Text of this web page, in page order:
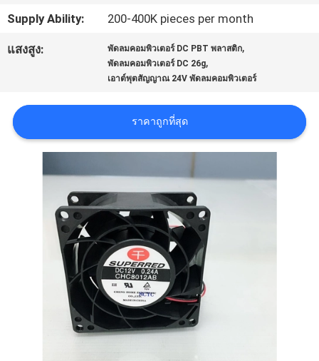
คุณภาพ
เรา
Supply Ability: 200-400K pieces per month
แสงสูง: พัดลมคอมพิวเตอร์ DC PBT พลาสติก,
พัดลมคอมพิวเตอร์ DC 26g,
เอาต์พุตสัญญาณ 24V พัดลมคอมพิวเตอร์
ราคาถูกที่สุด